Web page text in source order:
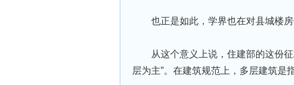
也正是如此，学界也在对县城楼
从这个意义上说，住建部的这份
层为主”。在建筑规范上，多层建筑是